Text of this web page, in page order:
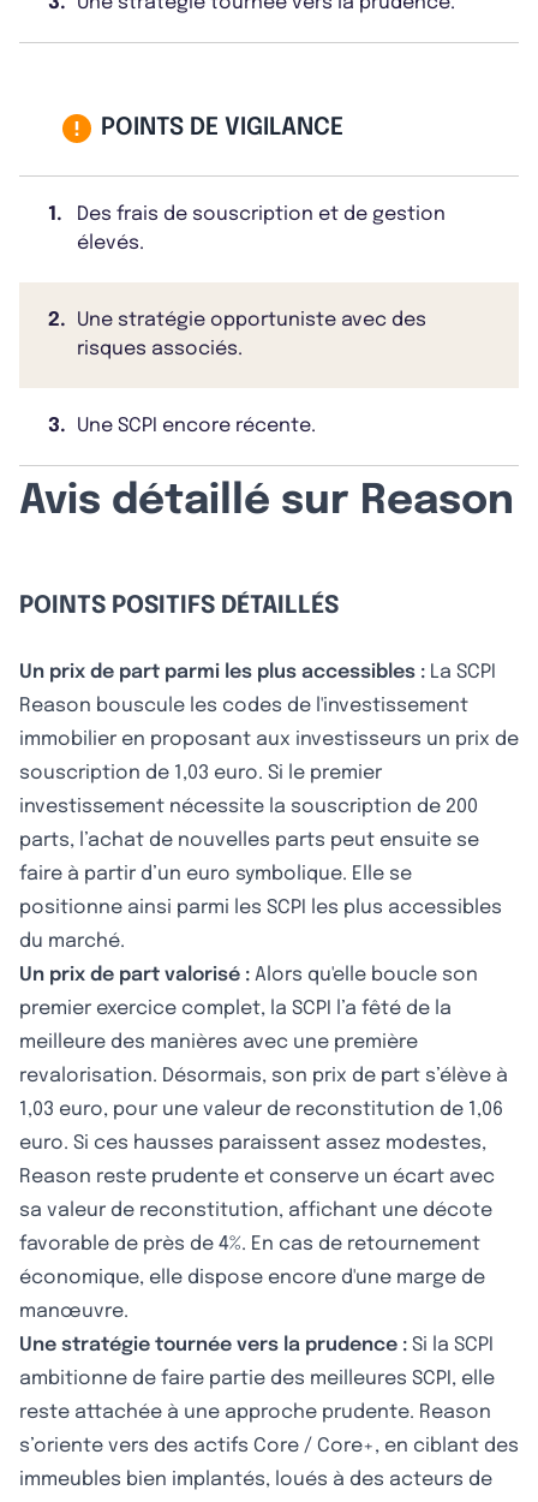
POINTS DE VIGILANCE
1.
Des frais de souscription et de gestion
élevés.
2.
Une stratégie opportuniste avec des
risques associés.
3. Une SCPI encore récente.
Avis détaillé sur Reason
POINTS POSITIFS DÉTAILLÉS
Un prix de part parmi les plus accessibles : La SCPI
Reason bouscule les codes de l'investissement
immobilier en proposant aux investisseurs un prix de
souscription de 1,03 euro. Si le premier
investissement nécessite la souscription de 200
parts, l’achat de nouvelles parts peut ensuite se
faire à partir d’un euro symbolique. Elle se
positionne ainsi parmi les SCPI les plus accessibles
du marché.
Un prix de part valorisé : Alors qu'elle boucle son
premier exercice complet, la SCPI l’a fêté de la
meilleure des manières avec une première
revalorisation. Désormais, son prix de part s’élève à
1,03 euro, pour une valeur de reconstitution de 1,06
euro. Si ces hausses paraissent assez modestes,
Reason reste prudente et conserve un écart avec
sa valeur de reconstitution, affichant une décote
favorable de près de 4%. En cas de retournement
économique, elle dispose encore d'une marge de
manœuvre.
Une stratégie tournée vers la prudence : Si la SCPI
ambitionne de faire partie des meilleures SCPI, elle
reste attachée à une approche prudente. Reason
s’oriente vers des actifs Core / Core+, en ciblant des
immeubles bien implantés, loués à des acteurs de